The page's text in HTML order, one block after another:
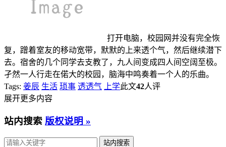
打开电脑，校园网并没有完全恢
复，蹭着室友的移动宽带，默默的上来透个气，然后继续潜下
去。宿舍的几个同学去支教了，九人间变成四人间空阔至极。
孑然一人行走在偌大的校园，脑海中鸣奏着一个人的乐曲。
Tags: 姜辰 生活 琐事 透透气 上学此文42人评
展开更多内容
站内搜索 版权说明 »